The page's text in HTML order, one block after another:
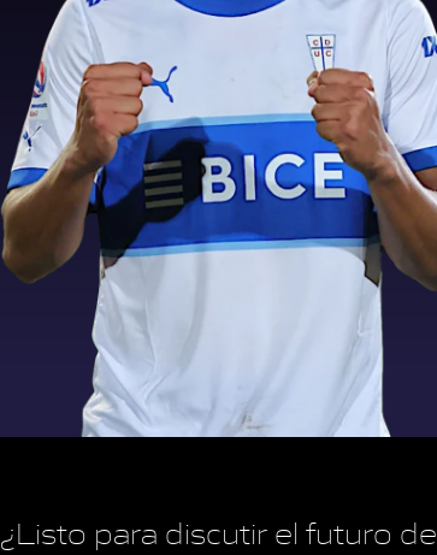
¿Listo para discutir el futuro de